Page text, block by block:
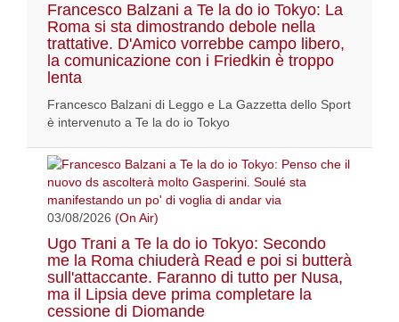
Francesco Balzani a Te la do io Tokyo: La
Roma si sta dimostrando debole nella
trattative. D'Amico vorrebbe campo libero,
la comunicazione con i Friedkin è troppo
lenta
Francesco Balzani di Leggo e La Gazzetta dello Sport
è intervenuto a Te la do io Tokyo
03/08/2026 (On Air)
Ugo Trani a Te la do io Tokyo: Secondo
me la Roma chiuderà Read e poi si butterà
sull'attaccante. Faranno di tutto per Nusa,
ma il Lipsia deve prima completare la
cessione di Diomande